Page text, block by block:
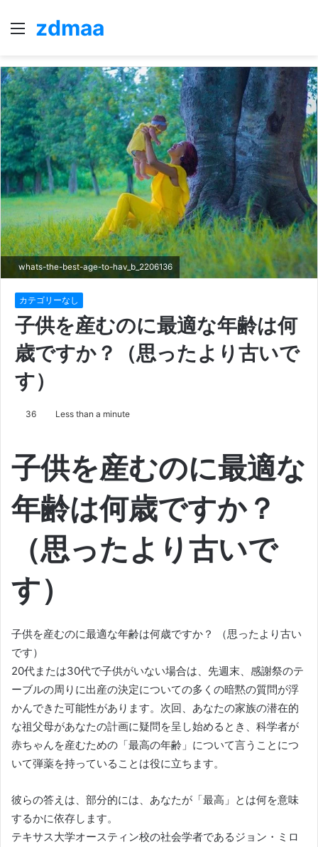
Menu
zdmaa
whats-the-best-age-to-hav_b_2206136
カテゴリーなし
子供を産むのに最適な年齢は何
歳ですか？（思ったより古いで
す）
36 Less than a minute
子供を産むのに最適な
年齢は何歳ですか？
（思ったより古いで
す）
子供を産むのに最適な年齢は何歳ですか？
（思ったより古い
です）
20代または30代で子供がいない場合は、先週末、感謝祭のテ
ーブルの周りに出産の決定についての多くの暗黙の質問が浮
かんできた可能性があります。次回、あなたの家族の潜在的
な祖父母があなたの計画に疑問を呈し始めるとき、科学者が
赤ちゃんを産むための「最高の年齢」について言うことにつ
いて弾薬を持っていることは役に立ちます。
彼らの答えは、部分的には、あなたが「最高」とは何を意味
するかに依存します。
テキサス大学オースティン校の社会学者であるジョン・ミロ